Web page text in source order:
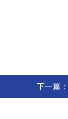
下一篇：